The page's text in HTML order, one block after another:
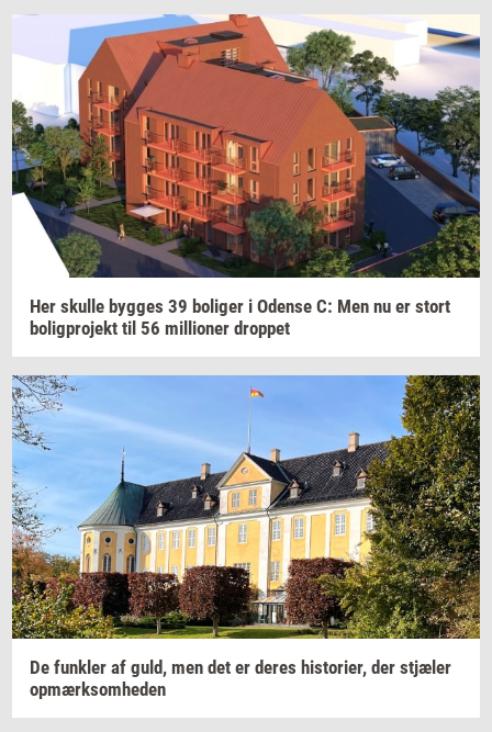
Her skul­le byg­ges 39 bo­li­ger i Oden­se C: Men nu er stort
bo­lig­pro­jekt til 56 mil­li­o­ner drop­pet
De funk­ler af guld, men det er deres hi­sto­ri­er, der stjæ­ler
op­mærk­som­he­den